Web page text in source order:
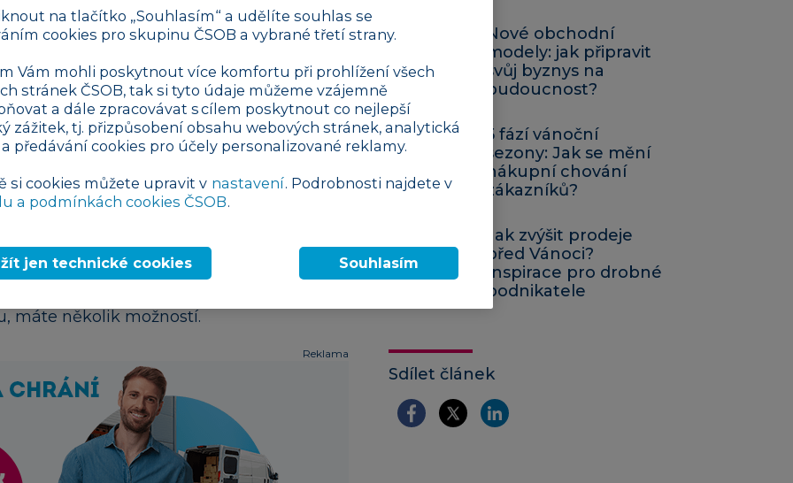
kteří na vašem e-shopu úspěšně
příčinou toho, že košík opustí. Připravili
důvodů
částka za dopravu)
nedokončení nákupu příliš drahá
košíku u více než 56 % respondentů.
že se o částce za dopravu dozvědí až
a to zejména u levných položek, které
koupit.
příliš vysoká cena dopravy nebo
máte několik možností.
Reklama
Nové obchodní
modely: jak připravit
svůj byznys na
budoucnost?
5 fází vánoční
sezony: Jak se mění
nákupní chování
zákazníků?
Jak zvýšit prodeje
před Vánoci?
Inspirace pro drobné
podnikatele
Sdílet článek
na tlačítko „Souhlasím“ a udělíte souhlas se
cookies pro skupinu ČSOB a vybrané třetí strany.
Vám mohli poskytnout více komfortu při prohlížení všech
stránek ČSOB, tak si tyto údaje můžeme vzájemně
a dále zpracovávat s cílem poskytnout co nejlepší
zážitek, tj. přizpůsobení obsahu webových stránek, analytická
předávání cookies pro účely personalizované reklamy.
si cookies můžete upravit v nastavení. Podrobnosti najdete v
a podmínkách cookies ČSOB.
jen technické cookies Souhlasím